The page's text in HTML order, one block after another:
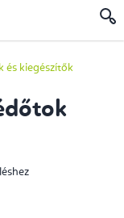
és kiegészítők